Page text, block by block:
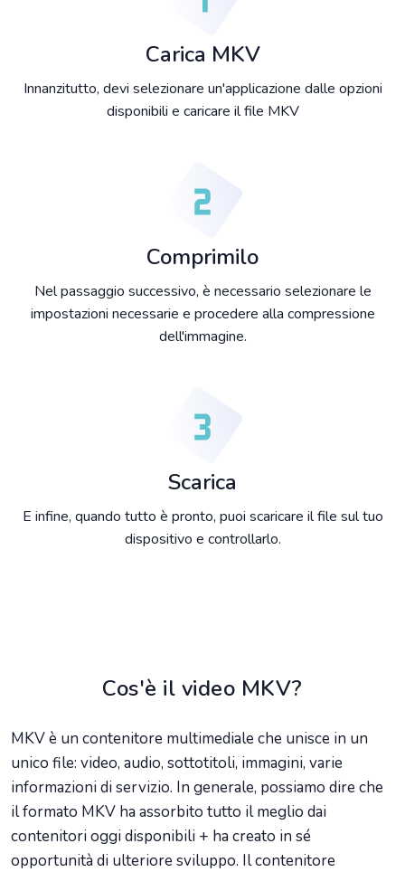
Carica MKV
Innanzitutto, devi selezionare un'applicazione dalle opzioni
disponibili e caricare il file MKV
Comprimilo
Nel passaggio successivo, è necessario selezionare le
impostazioni necessarie e procedere alla compressione
dell'immagine.
Scarica
E infine, quando tutto è pronto, puoi scaricare il file sul tuo
dispositivo e controllarlo.
Cos'è il video MKV?
MKV è un contenitore multimediale che unisce in un
unico file: video, audio, sottotitoli, immagini, varie
informazioni di servizio. In generale, possiamo dire che
il formato MKV ha assorbito tutto il meglio dai
contenitori oggi disponibili + ha creato in sé
opportunità di ulteriore sviluppo. Il contenitore